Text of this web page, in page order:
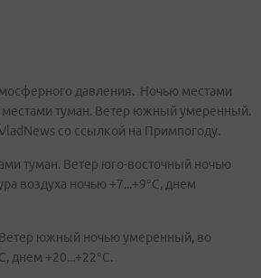
давления. Ночью местами
туман. Ветер южный умеренный.
со ссылкой на Примпогоду.
туман. Ветер юго-восточный ночью
воздуха ночью +7...+9°C, днем
южный ночью умеренный, во
днем +20...+22°C.